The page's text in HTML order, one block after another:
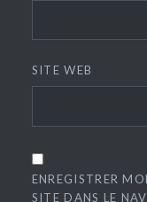
SITE WEB
ENREGISTRER
SITE DANS LE